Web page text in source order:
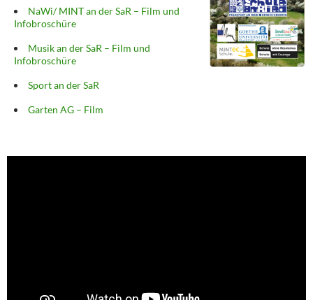
NaWi/ MINT an der SaR – Film und
Infobroschüre
Musik an der SaR – Film und
Infobroschüre
Sport an der SaR
Garten AG – Film